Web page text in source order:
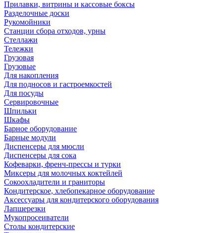
Прилавки, витрины и кассовые боксы
Разделочные доски
Рукомойники
Станции сбора отходов, урны
Стеллажи
Тележки
Грузовая
Грузовые
Для накопления
Для подносов и гастроемкостей
Для посуды
Сервировочные
Шпильки
Шкафы
Барное оборудование
Барные модули
Диспенсеры для мюсли
Диспенсеры для сока
Кофеварки, френч-прессы и турки
Миксеры для молочных коктейлей
Сокоохладители и граниторы
Кондитерское, хлебопекарное оборудование
Аксессуары для кондитерского оборудования
Лапшерезки
Мукопросеиватели
Столы кондитерские